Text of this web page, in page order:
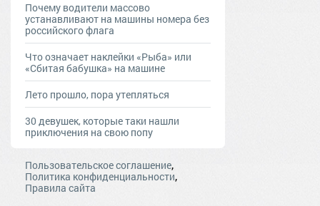
Почему водители массово
устанавливают на машины номера без
российского флага
Что означает наклейки «Рыба» или
«Сбитая бабушка» на машине
Лето прошло, пора утепляться
30 девушек, которые таки нашли
приключения на свою попу
Пользовательское соглашение,
Политика конфиденциальности,
Правила сайта